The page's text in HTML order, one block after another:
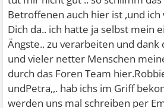
ich Waffenstillstand geschlossen.
warnt mich,
wenn ich mir selbst wieder mal
(Citalopram 1o mg
tägl.) nehme ich auf Dauer weiter ...
... und die
PME gibt mir zusätzlich Kraft.
Betroffenen auch hier ist ,und
Dich da.. ich hatte ja selbst mein
Ängste.. zu verarbeiten und
und vieler netter Menschen
durch das Foren Team
undPetra,,. hab ichs im Griff
werden uns mal schreiben per